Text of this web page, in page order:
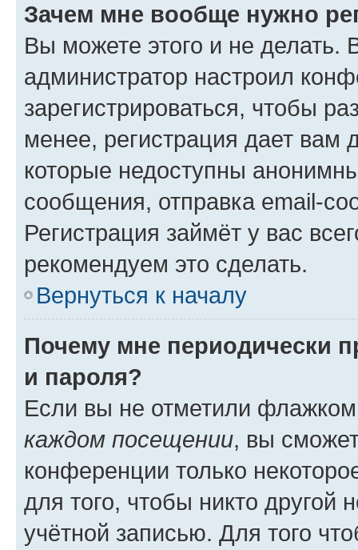
Зачем мне вообще нужно
Вы можете этого и не делать.
администратор настроил
зарегистрироваться, чтобы
менее, регистрация дает вам
которые недоступны
сообщения, отправка email-
Регистрация займёт у вас
рекомендуем это сделать.
Вернуться к началу
Почему мне периодически
и пароля?
Если вы не отметили
каждом посещении, вы
конференции только
для того, чтобы никто другой
учётной записью. Для того